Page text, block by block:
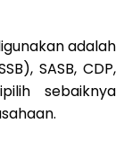
adalah
SASB, CDP,
sebaiknya